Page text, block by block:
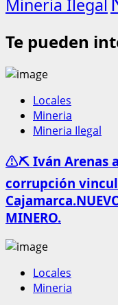
Mineria Ilegal
Te pueden
Locales
Mineria
Mineria Ilegal
⚠️⛏️ Iván Arenas
corrupción
MINERO.
Locales
Mineria